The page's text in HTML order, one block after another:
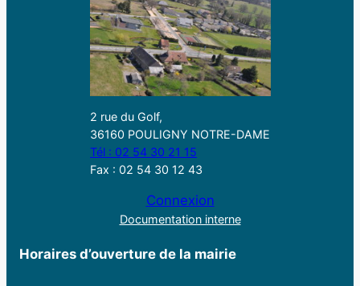
2 rue du Golf,
36160 POULIGNY NOTRE-DAME
Tél : 02 54 30 21 15
Fax : 02 54 30 12 43
Connexion
Documentation interne
Horaires d’ouverture de la mairie